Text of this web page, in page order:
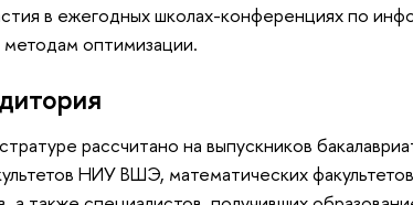
в ежегодных школах-конференциях по
оптимизации.
рассчитано на выпускников
НИУ ВШЭ, математических